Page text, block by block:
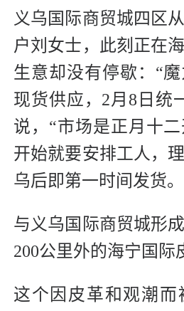
义乌国际商贸城四区
户刘女士，此刻正在
生意却没有停歇：“魔
现货供应，2月8日统
说，“市场是正月十
开始就要安排工人，
乌后即第一时间发货
与义乌国际商贸城形
200公里外的海宁国际
这个因皮革和观潮而